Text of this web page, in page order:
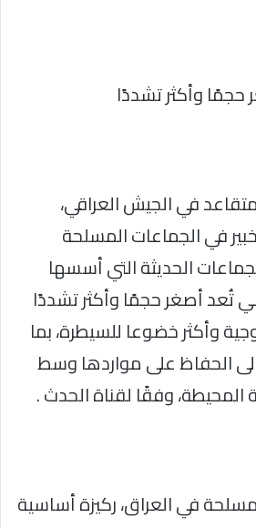
حجمًا وأكثر تشددًا
في الجيش العراقي،
في الجماعات المسلحة
الحديثة التي أسسها
تُعد أصغر حجمًا وأكثر تشددًا
وأكثر خضوعا للسيطرة، بما
الحفاظ على مواردها وسط
وفقًا لقناة الحدث .
في العراق، ركيزة أساسية